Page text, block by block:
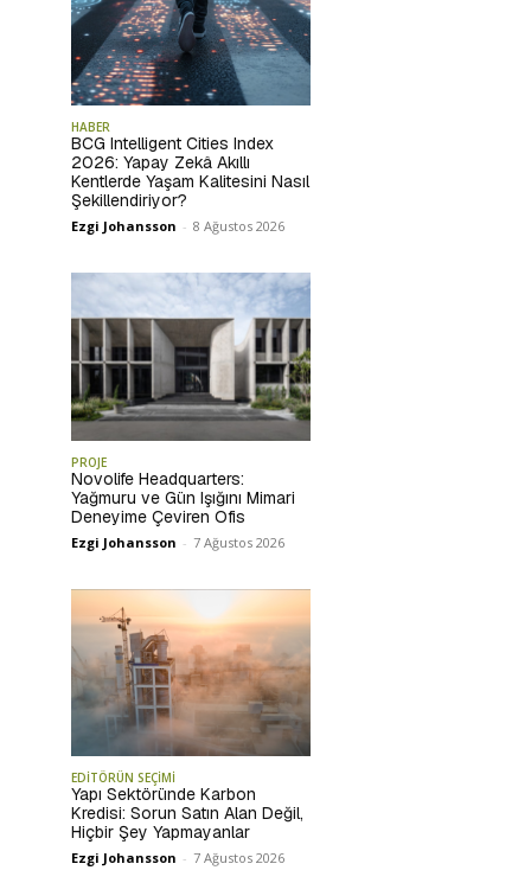
HABER
BCG Intelligent Cities Index
2026: Yapay Zekâ Akıllı
Kentlerde Yaşam Kalitesini Nasıl
Şekillendiriyor?
Ezgi Johansson - 8 Ağustos 2026
PROJE
Novolife Headquarters:
Yağmuru ve Gün Işığını Mimari
Deneyime Çeviren Ofis
Ezgi Johansson - 7 Ağustos 2026
EDİTÖRÜN SEÇİMİ
Yapı Sektöründe Karbon
Kredisi: Sorun Satın Alan Değil,
Hiçbir Şey Yapmayanlar
Ezgi Johansson - 7 Ağustos 2026